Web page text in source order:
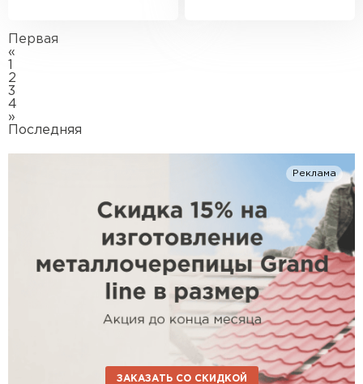
Первая
«
2
3
4
»
Последняя
Реклама
ЗАКАЗАТЬ СО СКИДКОЙ